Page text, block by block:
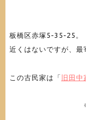
板橋区赤塚5-35-25。
近くはないですが、最
この古民家は「旧田中